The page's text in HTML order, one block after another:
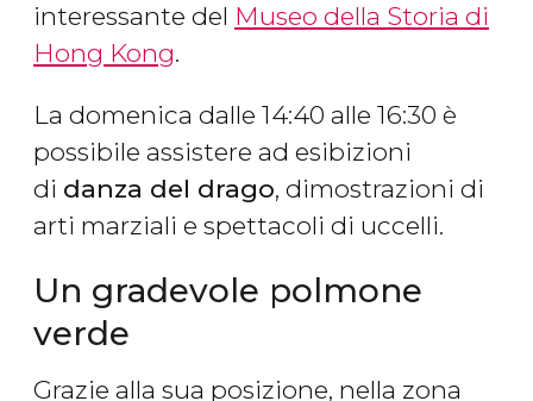
interessante del Museo della Storia di
Hong Kong.
La domenica dalle 14:40 alle 16:30 è
possibile assistere ad esibizioni
di danza del drago, dimostrazioni di
arti marziali e spettacoli di uccelli.
Un gradevole polmone
verde
Grazie alla sua posizione, nella zona